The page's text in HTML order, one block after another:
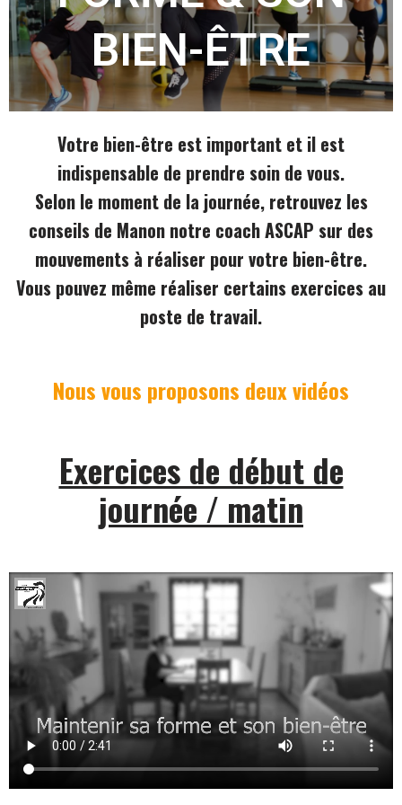
BIEN-ÊTRE
Votre bien-être est important et il est
indispensable de prendre soin de vous.
Selon le moment de la journée, retrouvez les
conseils de Manon notre coach ASCAP sur des
mouvements à réaliser pour votre bien-être.
Vous pouvez même réaliser certains exercices au
poste de travail.
Nous vous proposons deux vidéos
Exercices de début de
journée / matin